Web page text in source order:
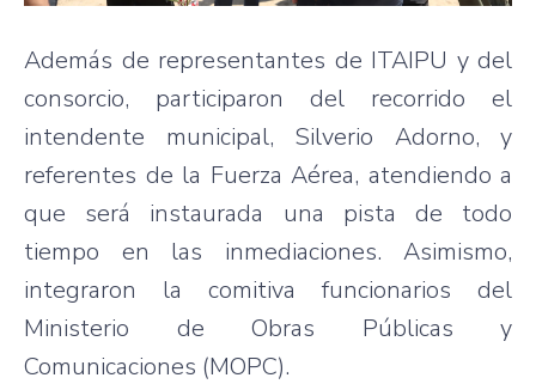
Además de representantes de ITAIPU y del
consorcio, participaron del recorrido el
intendente municipal, Silverio Adorno, y
referentes de la Fuerza Aérea, atendiendo a
que será instaurada una pista de todo
tiempo en las inmediaciones. Asimismo,
integraron la comitiva funcionarios del
Ministerio de Obras Públicas y
Comunicaciones (MOPC).